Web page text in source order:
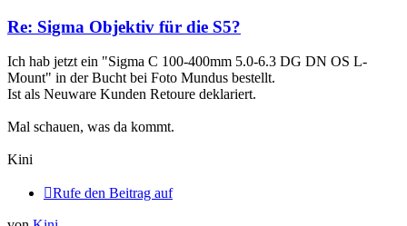
Re: Sigma Objektiv für die S5?
Ich hab jetzt ein "Sigma C 100-400mm 5.0-6.3 DG DN OS L-
Mount" in der Bucht bei Foto Mundus bestellt.
Ist als Neuware Kunden Retoure deklariert.
Mal schauen, was da kommt.
Kini
Rufe den Beitrag auf